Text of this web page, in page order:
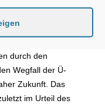
durch den
Wegfall der Ü-
Zukunft. Das
im Urteil des